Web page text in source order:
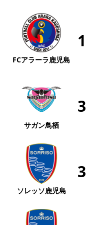
FCアラーラ鹿児島
1
サガン鳥栖
3
ソレッソ鹿児島
3